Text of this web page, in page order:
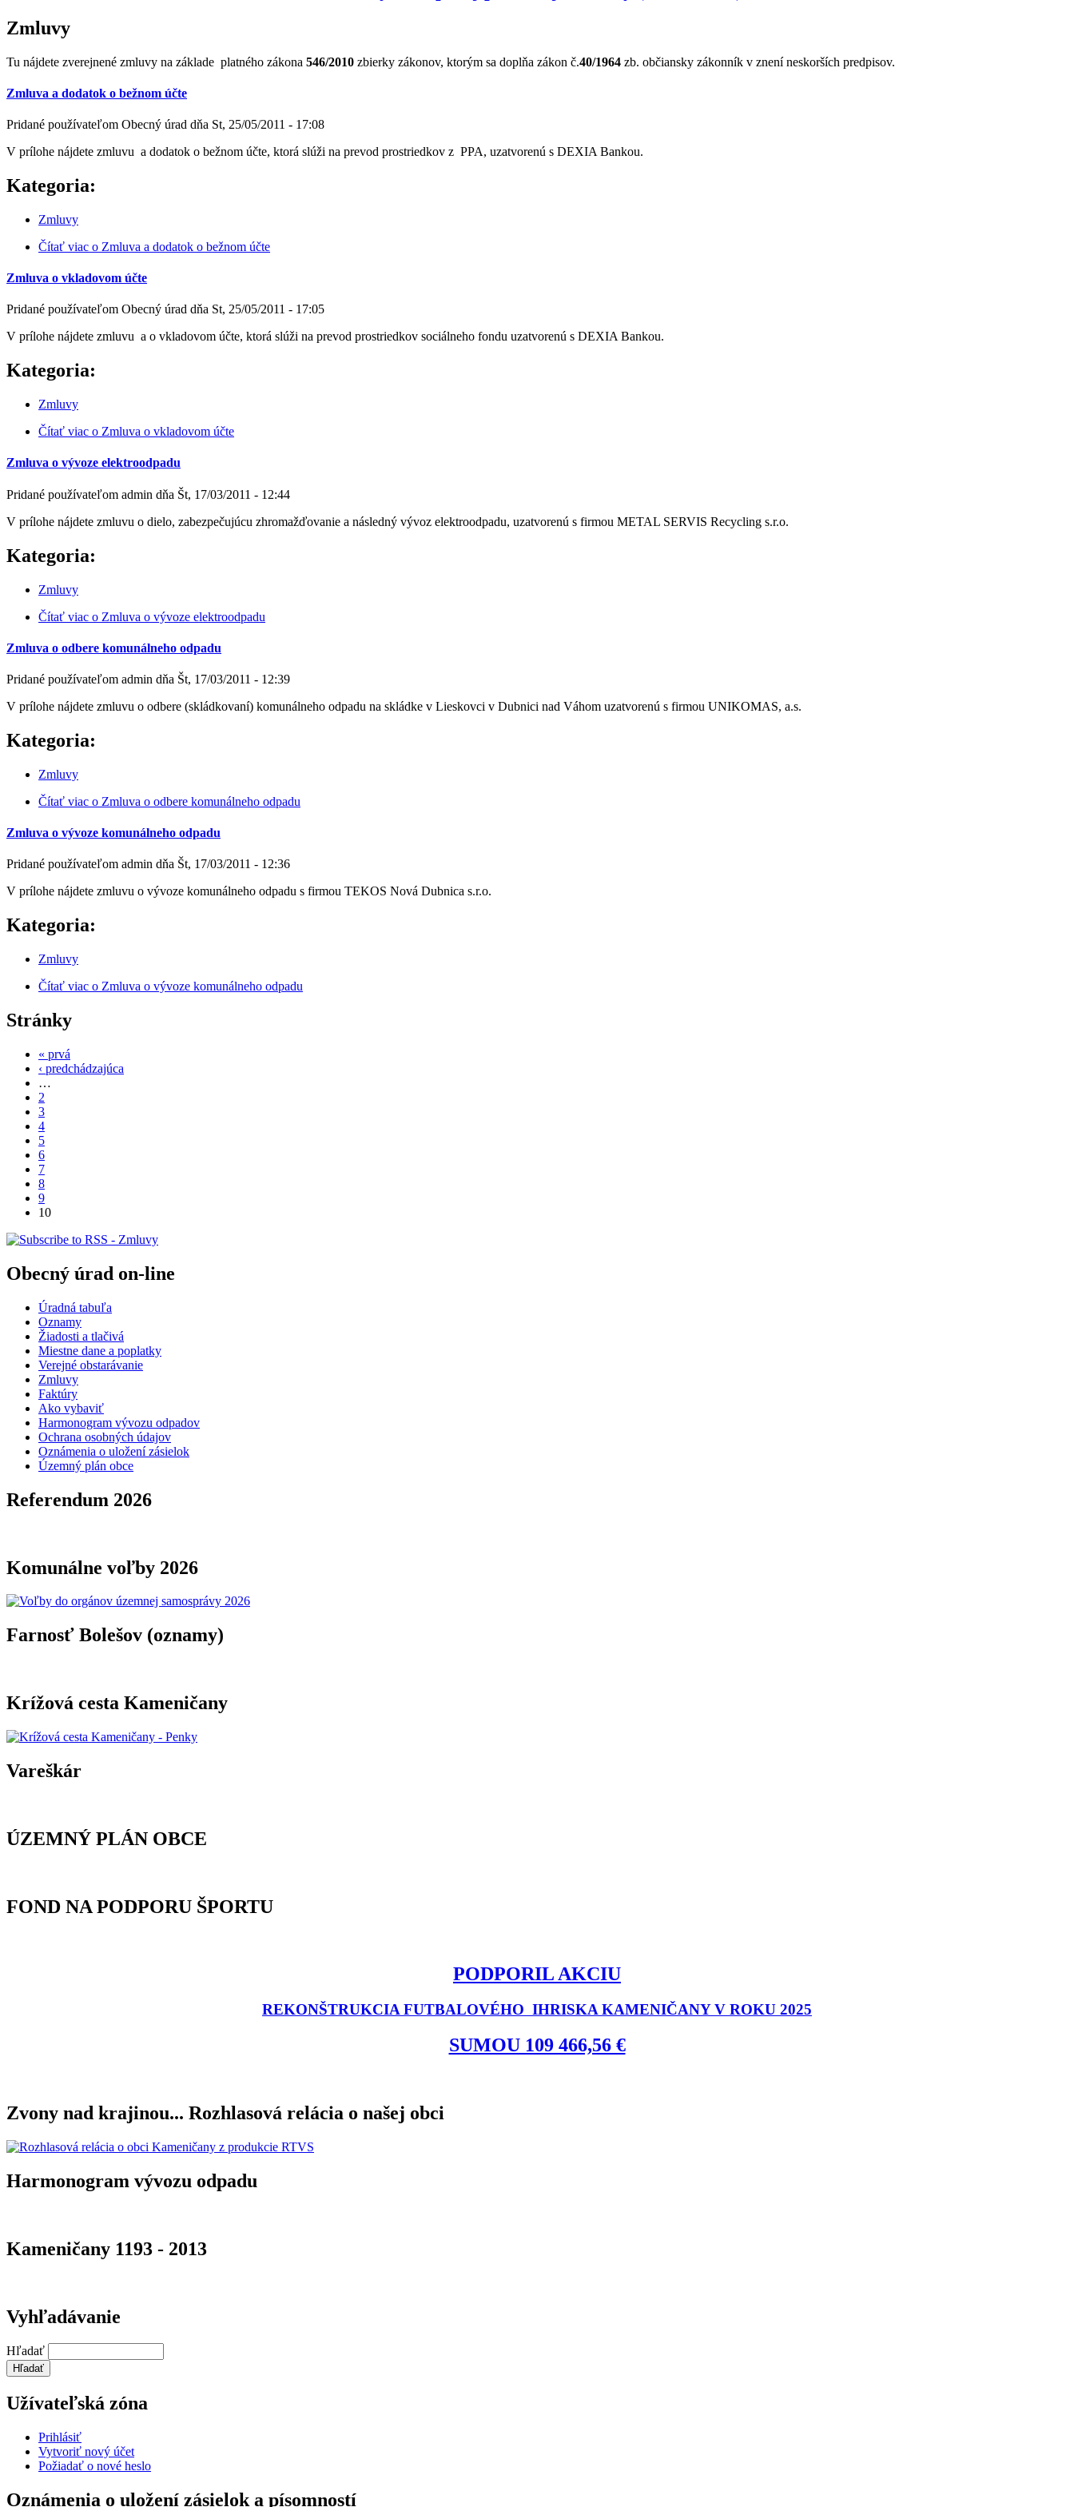
Zmluvy
Tu nájdete zverejnené zmluvy na základe platného zákona 546/2010 zbierky zákonov, ktorým sa doplňa zákon č.40/1964 zb. občiansky zákonník v znení neskorších predpisov.
Zmluva a dodatok o bežnom účte
Pridané používateľom Obecný úrad dňa St, 25/05/2011 - 17:08
V prílohe nájdete zmluvu a dodatok o bežnom účte, ktorá slúži na prevod prostriedkov z PPA, uzatvorenú s DEXIA Bankou.
Kategoria:
Zmluvy
Čítať viac o Zmluva a dodatok o bežnom účte
Zmluva o vkladovom účte
Pridané používateľom Obecný úrad dňa St, 25/05/2011 - 17:05
V prílohe nájdete zmluvu a o vkladovom účte, ktorá slúži na prevod prostriedkov sociálneho fondu uzatvorenú s DEXIA Bankou.
Kategoria:
Zmluvy
Čítať viac o Zmluva o vkladovom účte
Zmluva o vývoze elektroodpadu
Pridané používateľom admin dňa Št, 17/03/2011 - 12:44
V prílohe nájdete zmluvu o dielo, zabezpečujúcu zhromažďovanie a následný vývoz elektroodpadu, uzatvorenú s firmou METAL SERVIS Recycling s.r.o.
Kategoria:
Zmluvy
Čítať viac o Zmluva o vývoze elektroodpadu
Zmluva o odbere komunálneho odpadu
Pridané používateľom admin dňa Št, 17/03/2011 - 12:39
V prílohe nájdete zmluvu o odbere (skládkovaní) komunálneho odpadu na skládke v Lieskovci v Dubnici nad Váhom uzatvorenú s firmou UNIKOMAS, a.s.
Kategoria:
Zmluvy
Čítať viac o Zmluva o odbere komunálneho odpadu
Zmluva o vývoze komunálneho odpadu
Pridané používateľom admin dňa Št, 17/03/2011 - 12:36
V prílohe nájdete zmluvu o vývoze komunálneho odpadu s firmou TEKOS Nová Dubnica s.r.o.
Kategoria:
Zmluvy
Čítať viac o Zmluva o vývoze komunálneho odpadu
Stránky
« prvá
‹ predchádzajúca
…
2
3
4
5
6
7
8
9
10
Obecný úrad on-line
Úradná tabuľa
Oznamy
Žiadosti a tlačivá
Miestne dane a poplatky
Verejné obstarávanie
Zmluvy
Faktúry
Ako vybaviť
Harmonogram vývozu odpadov
Ochrana osobných údajov
Oznámenia o uložení zásielok
Územný plán obce
Referendum 2026
Komunálne voľby 2026
Farnosť Bolešov (oznamy)
Krížová cesta Kameničany
Vareškár
ÚZEMNÝ PLÁN OBCE
FOND NA PODPORU ŠPORTU
PODPORIL AKCIU
REKONŠTRUKCIA FUTBALOVÉHO IHRISKA KAMENIČANY V ROKU 2025
SUMOU 109 466,56 €
Zvony nad krajinou... Rozhlasová relácia o našej obci
Harmonogram vývozu odpadu
Kameničany 1193 - 2013
Vyhľadávanie
Hľadať
Užívateľská zóna
Prihlásiť
Vytvoriť nový účet
Požiadať o nové heslo
Oznámenia o uložení zásielok a písomností